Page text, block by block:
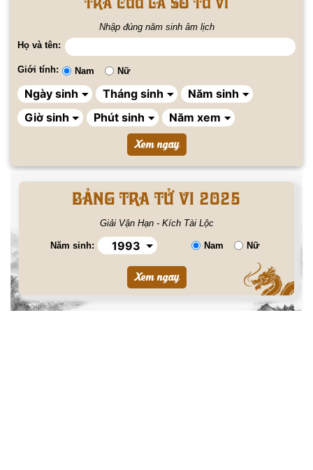
Nhập đúng năm sinh âm lịch
Họ và tên:
Giới tính: Nam Nữ
BẢNG TRA TỬ VI 2025
Giải Vận Hạn - Kích Tài Lộc
Năm sinh: Nam Nữ